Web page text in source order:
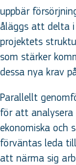
uppbär
åläggs att delta i
projektets
som stärker
dessa nya krav
Parallellt
för att analysera
ekonomiska och
förväntas leda
att närma sig